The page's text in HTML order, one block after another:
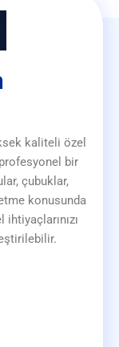
kaliteli özel
bir
çubuklar,
konusunda